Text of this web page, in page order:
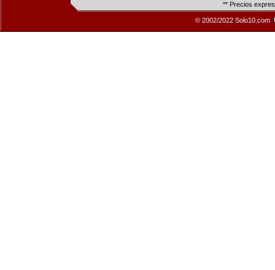
** Precios
© 2002/2022 Solo10.com